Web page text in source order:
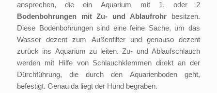
ansprechen, die ein Aquarium mit 1, oder 2
Bodenbohrungen mit Zu- und Ablaufrohr besitzen.
Diese Bodenbohrungen sind eine feine Sache, um das
Wasser dezent zum Außenfilter und genauso dezent
zurück ins Aquarium zu leiten. Zu- und Ablaufschlauch
werden mit Hilfe von Schlauchklemmen direkt an der
Dürchführung, die durch den Aquarienboden geht,
befestigt. Genau da liegt der Hund begraben.